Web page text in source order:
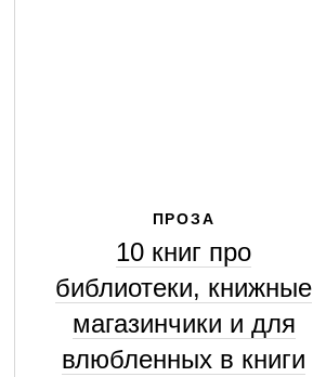
ПРОЗА
10 книг про
библиотеки, книжные
магазинчики и для
влюбленных в книги